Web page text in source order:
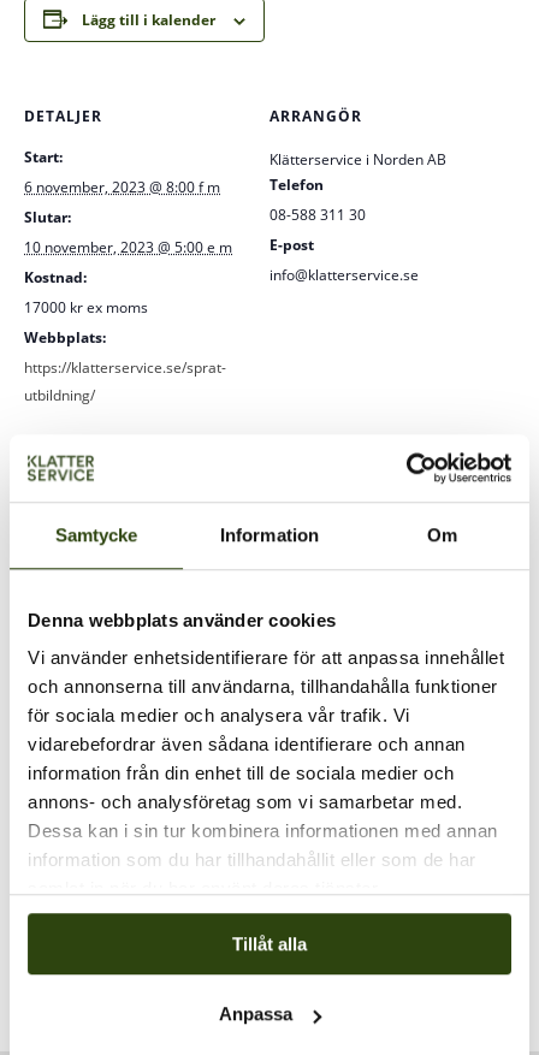
Samtycke Information Om
Denna webbplats använder cookies
Vi använder enhetsidentifierare för att anpassa innehållet
och annonserna till användarna, tillhandahålla funktioner
för sociala medier och analysera vår trafik. Vi
vidarebefordrar även sådana identifierare och annan
information från din enhet till de sociala medier och
annons- och analysföretag som vi samarbetar med.
Dessa kan i sin tur kombinera informationen med annan
information som du har tillhandahållit eller som de har
Tillåt alla
Anpassa
Lägg till i kalender
DETALJER
Start:
6 november, 2023 @ 8:00 f m
Slutar:
10 november, 2023 @ 5:00 e m
Kostnad:
17000 kr ex moms
Webbplats:
https://klatterservice.se/sprat-
utbildning/
ARRANGÖR
Klätterservice i Norden AB
Telefon
08-588 311 30
E-post
info@klatterservice.se
PLATS
Klätterservice Training Center
Svarvarvägen 26
Skogås,142 50+ Google Map
Visa Plats-webbplats